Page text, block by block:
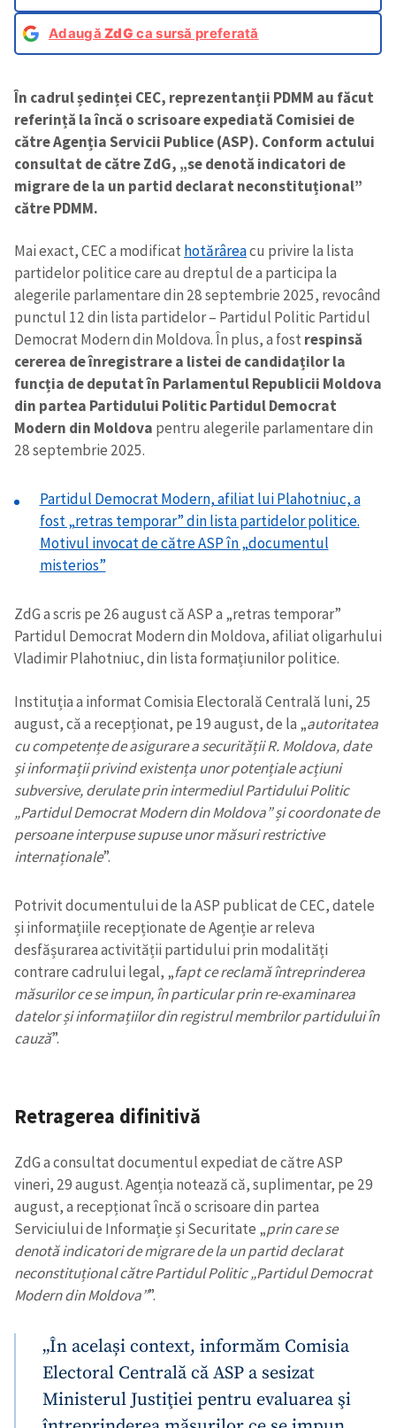
AdaugăZdG ca sursă preferată
În cadrul ședinței CEC, reprezentanții PDMM au făcut
referință la încă o scrisoare expediată Comisiei de
către Agenția Servicii Publice (ASP). Conform actului
consultat de către ZdG, „se denotă indicatori de
migrare de la un partid declarat neconstituțional”
către PDMM.
Mai exact, CEC a modificat hotărâreacu privire la lista
partidelor politice care au dreptul de a participa la
alegerile parlamentare din 28 septembrie 2025, revocând
punctul 12 din lista partidelor – Partidul Politic Partidul
Democrat Modern din Moldova. În plus, a fost respinsă
cererea de înregistrare a listei de candidaților la
funcția de deputat în Parlamentul Republicii Moldova
din partea Partidului Politic Partidul Democrat
Modern din Moldova pentru alegerile parlamentare din
28 septembrie 2025.
Partidul Democrat Modern, afiliat lui Plahotniuc, a
fost „retras temporar” din lista partidelor politice.
Motivul invocat de către ASP în „documentul
misterios”
ZdG a scris pe 26 august că ASP a „retras temporar”
Partidul Democrat Modern din Moldova, afiliat oligarhului
Vladimir Plahotniuc, din lista formațiunilor politice.
Instituția a informat Comisia Electorală Centrală luni, 25
august, că a recepționat, pe 19 august, de la „autoritatea
cu competențe de asigurare a securității R. Moldova, date
și informații privind existența unor potențiale acțiuni
subversive, derulate prin intermediul Partidului Politic
„Partidul Democrat Modern din Moldova” și coordonate de
persoane interpuse supuse unor măsuri restrictive
internaționale”.
Potrivit documentului de la ASP publicat de CEC, datele
și informațiile recepționate de Agenție ar releva
desfășurarea activității partidului prin modalități
contrare cadrului legal, „fapt ce reclamă întreprinderea
măsurilor ce se impun, în particular prin re-examinarea
datelor și informațiilor din registrul membrilor partidului în
cauză”.
Retragerea difinitivă
ZdG a consultat documentul expediat de către ASP
vineri, 29 august. Agenția notează că, suplimentar, pe 29
august, a recepționat încă o scrisoare din partea
Serviciului de Informație și Securitate „prin care se
denotă indicatori de migrare de la un partid declarat
neconstituțional către Partidul Politic „Partidul Democrat
Modern din Moldova””.
„În același context, informăm Comisia
Electoral Centrală că ASP a sesizat
Ministerul Justiţiei pentru evaluarea şi